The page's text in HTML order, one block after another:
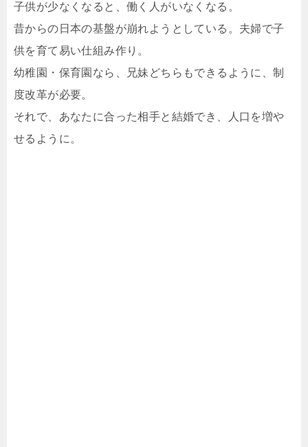
子供が少なくなると、働く人がいなくなる。
昔からの日本の基盤が崩れようとしている。夫婦で子
供を育て易い仕組み作り。
幼稚園・保育園なら、兄妹どちらもできるように、制
度改革が必要。
それで、あなたに合った相手と結婚でき、人口を増や
せるように。